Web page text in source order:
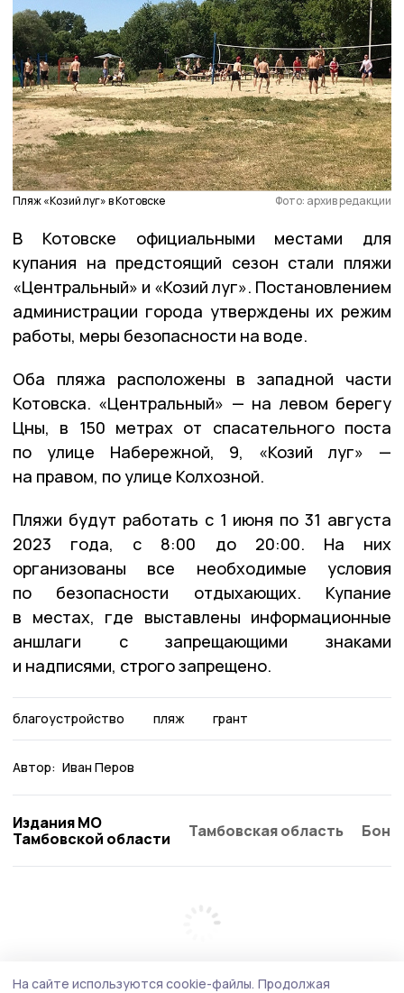
Пляж «Козий луг» в Котовске Фото: архив редакции
В Котовске официальными местами для
купания на предстоящий сезон стали пляжи
«Центральный» и «Козий луг». Постановлением
администрации города утверждены их режим
работы, меры безопасности на воде.
Оба пляжа расположены в западной части
Котовска. «Центральный» — на левом берегу
Цны, в 150 метрах от спасательного поста
по улице Набережной, 9, «Козий луг» —
на правом, по улице Колхозной.
Пляжи будут работать с 1 июня по 31 августа
2023 года, с 8:00 до 20:00. На них
организованы все необходимые условия
по безопасности отдыхающих. Купание
в местах, где выставлены информационные
аншлаги с запрещающими знаками
и надписями, строго запрещено.
благоустройство пляж грант
Автор: Иван Перов
Издания МО
Тамбовской области
Тамбовская область
На сайте используются cookie-файлы. Продолжая